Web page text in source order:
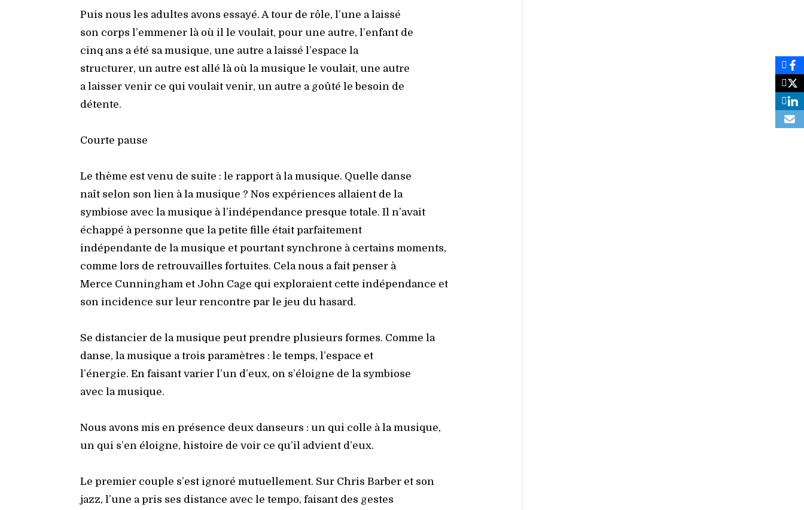
Puis nous les adultes avons essayé. A tour de rôle, l’une a lais­sé
son corps l’emmener là où il le vou­lait, pour une autre, l’enfant de
cinq ans a été sa musique, une autre a lais­sé l’espace la
struc­tu­rer, un autre est allé là où la musique le vou­lait, une autre
a lais­ser venir ce qui vou­lait venir, un autre a goû­té le besoin de
détente.
Courte pause
Le thème est venu de suite : le rap­port à la musique. Quelle danse
naît selon son lien à la musique ? Nos expé­riences allaient de la
sym­biose avec la musique à l’indépendance presque totale. Il n’avait
échap­pé à per­sonne que la petite fille était par­fai­te­ment
indé­pen­dante de la musique et pour­tant syn­chrone à cer­tains moments,
comme lors de retrou­vailles for­tuites. Cela nous a fait pen­ser à
Merce Cun­nin­gham et John Cage qui explo­raient cette indé­pen­dance et
son inci­dence sur leur ren­contre par le jeu du hasard.
Se dis­tan­cier de la musique peut prendre plu­sieurs formes. Comme la
danse, la musique a trois para­mètres : le temps, l’espace et
l’énergie. En fai­sant varier l’un d’eux, on s’éloigne de la sym­biose
avec la musique.
Nous avons mis en pré­sence deux dan­seurs : un qui colle à la musique,
un qui s’en éloigne, his­toire de voir ce qu’il advient d’eux.
Le pre­mier couple s’est igno­ré mutuel­le­ment. Sur Chris Bar­ber et son
jazz, l’une a pris ses dis­tance avec le tem­po, fai­sant des gestes